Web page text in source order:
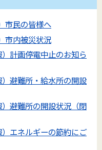
市民の皆様へ
市内被災状況
計画停電中止のお知ら
）避難所・給水所の開設
）避難所の開設状況（閉
）エネルギーの節約にご